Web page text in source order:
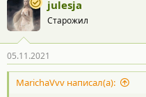
julesja
Старожил
05.11.2021
MarichaVvv написал(а):